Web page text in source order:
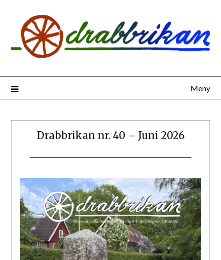
innehåll
Meny
Drabbrikan nr. 40 – Juni 2026